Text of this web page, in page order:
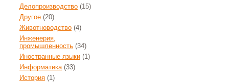
Делопроизводство (15)
Другое (20)
Животноводство (4)
Инженерия,
промышленность (34)
Иностранные языки (1)
Информатика(33)
История (1)